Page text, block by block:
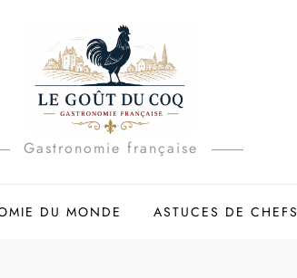
Gastronomie française
DU MONDE ASTUCES DE CHEFS